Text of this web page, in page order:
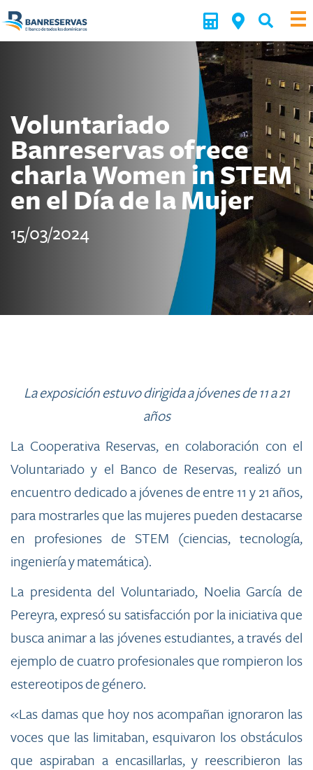
Voluntariado
Banreservas ofrece
charla Women in STEM
en el Día de la Mujer
15/03/2024
​La exposición estuvo dirigida a jóvenes de 11 a 21
años
La Cooperativa Reservas, en colaboración con el
Voluntariado y el Banco de Reservas, realizó un
encuentro dedicado a jóvenes de entre 11 y 21 años,
para mostrarles que las mujeres pueden destacarse
en profesiones de STEM (ciencias, tecnología,
ingeniería y matemática).
La presidenta del Voluntariado, Noelia García de
Pereyra, expresó su satisfacción por la iniciativa que
busca animar a las jóvenes estudiantes, a través del
ejemplo de cuatro profesionales que rompieron los
estereotipos de género.
«Las damas que hoy nos acompañan ignoraron las
voces que las limitaban, esquivaron los obstáculos
que aspiraban a encasillarlas, y reescribieron las